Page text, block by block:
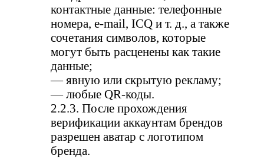
контактные данные: телефонные
номера, e-mail, ICQ и т. д., а также
сочетания символов, которые
могут быть расценены как такие
данные;
— явную или скрытую рекламу;
— любые QR-коды.
2.2.3. После прохождения
верификации аккаунтам брендов
разрешен аватар с логотипом
бренда.